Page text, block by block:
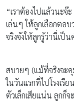
“เราต้องไปแล้วนะจ๊
เล่นๆ ให้ลูกเลือกตอ
จริงจังให้ลูกรู้ว่านี่เป็น
สบายๆ (แม้ที่จริงจะ
ในวันแรกที่ไปโรงเรี
ตัวเล็กเสียแน่น ลูกก็จ